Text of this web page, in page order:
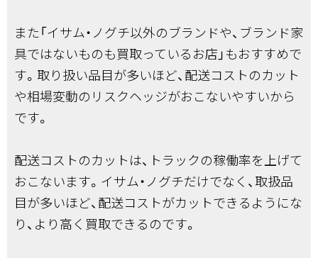
また「イサム・ノグチ以外のブランドや、ブランド家
具ではないものも買取っているお店」もおすすめで
す。取り扱い品目が多いほど、配送コストのカット
や相場変動のリスクヘッジがおこないやすいから
です。
配送コストのカットは、トラックの稼働率を上げて
おこないます。イサム・ノグチだけでなく、取扱品
目が多いほど、配送コストがカットできるようにな
り、より高く買取できるのです。